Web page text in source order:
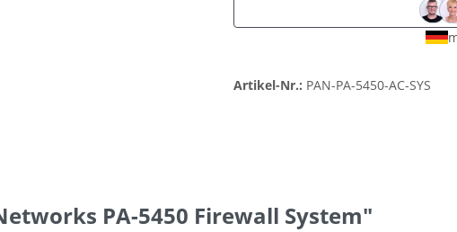
Artikel-Nr.: PAN-PA-5450-AC-SYS
PA-5450 Firewall System"